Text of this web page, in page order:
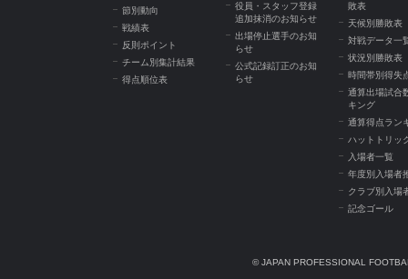
節別動向
戦績表
反則ポイント
チーム別集計結果
得点順位表
役員・スタッフ登録
追加抹消のお知らせ
出場停止選手のお知
らせ
公式記録訂正のお知
らせ
敗表
天候別勝敗表
対戦データ一
状況別勝敗表
時間帯別得失
通算出場試合
キング
通算得点ラン
ハットトリッ
入場者一覧
年度別入場者
クラブ別入場
記念ゴール
© JAPAN PROFESSIONAL